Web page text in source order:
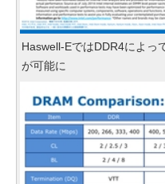
Haswell-EではDDR4によっ
が可能に